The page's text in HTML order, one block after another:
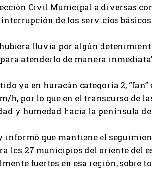
Civil Municipal a diversas
de los servicios básicos.
lluvia por algún
atenderlo de manera
ya en huracán categoría 2,
h, por lo que en el transcurso de
y humedad hacia la península
informó que mantiene el
los 27 municipios del oriente del
fuertes en esa región, sobre